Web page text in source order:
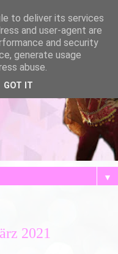
▼
2021
to deliver its services
and user-agent are
and security
generate usage
abuse.
GOT IT